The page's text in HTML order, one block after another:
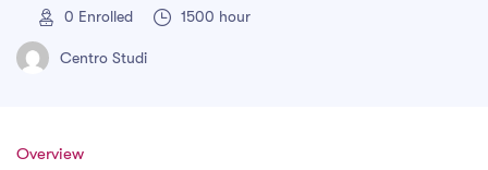
0 Enrolled 1500 hour
Centro Studi
Overview